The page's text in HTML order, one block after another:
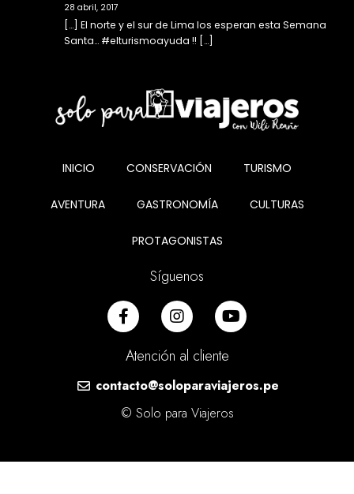
28 abril, 2017
[…] El norte y el sur de Lima los esperan esta Semana
Santa… #elturismoayuda !! […]
INICIO CONSERVACIÓN TURISMO
AVENTURA GASTRONOMÍA CULTURAS
PROTAGONISTAS
Síguenos
Atención al cliente
contacto@soloparaviajeros.pe
© Solo para Viajeros